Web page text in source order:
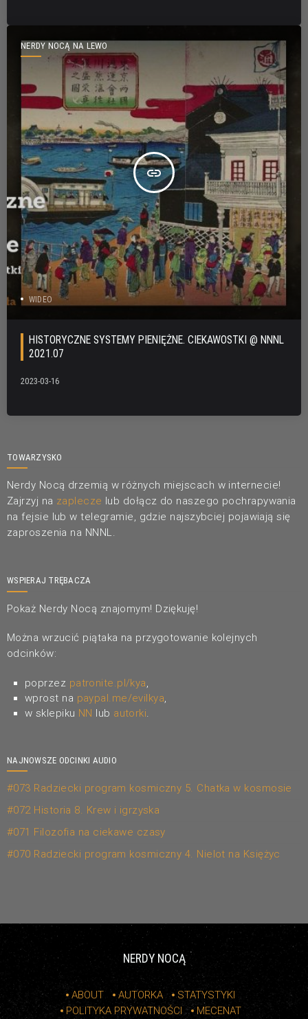
NERDY NOCĄ NA LEWO
insert_link
WIDEO
HISTORYCZNE SYSTEMY PIENIĘŻNE. CIEKAWOSTKI @ NNNL
2021.07
2023-03-16
TOWARZYSKO
Nerdy Nocą drzemią w różnych miejscach w internecie!
Zajrzyj na zaplecze lub dołącz do naszego pochrapywania
na fejsie lub w telegramie, gdzie najszybciej pojawiają się
zaproszenia na NNNL.
WSPIERAJ TRĘBACZA
Pokaż Nerdy Nocą znajomym! Dziękuję!
Można wrzucić piątaka na przygotowanie kolejnych
odcinków:
poprzez patronite.pl/kya
wprost na paypal.me/evilkya
w sklepiku NN lub autorki
NAJNOWSZE ODCINKI AUDIO
#073 Radziecki program kosmiczny 5. Chatka w kosmosie
#072 Historia 8. Krew i igrzyska
#071 Filozofia na ciekawe czasy
#070 Radziecki program kosmiczny 4. Nielot na Księżyc
NERDY NOCĄ
ABOUT AUTORKA
STATYSTYKI
POLITYKA PRYWATNOŚCI
MECENAT